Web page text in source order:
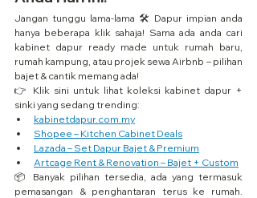
Jangan tunggu lama-lama 🛠️ Dapur impian anda
hanya beberapa klik sahaja! Sama ada anda cari
kabinet dapur ready made untuk rumah baru,
rumah kampung, atau projek sewa Airbnb – pilihan
bajet & cantik memang ada!
👉 Klik sini untuk lihat koleksi kabinet dapur +
sinki yang sedang trending:
kabinetdapur.com.my
Shopee – Kitchen Cabinet Deals
Lazada – Set Dapur Bajet & Premium
Artcage Rent & Renovation – Bajet + Custom
📦 Banyak pilihan tersedia, ada yang termasuk
pemasangan & penghantaran terus ke rumah.